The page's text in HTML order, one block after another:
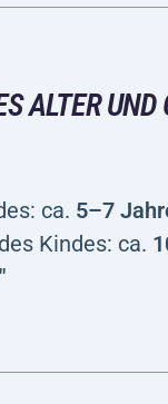
ALTER UND
ca. 5–7
Kindes: ca.